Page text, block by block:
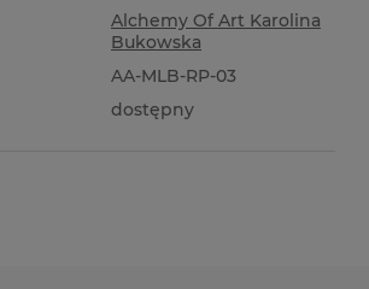
Alchemy Of Art Karolina
Bukowska
AA-MLB-RP-03
dostępny